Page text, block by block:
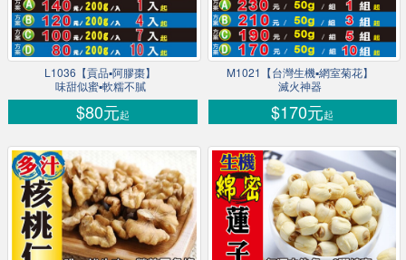
L1036【貢品▪阿膠棗】
味甜似蜜▪軟糯不膩
$80元起
M1021【台灣生機▪網室菊花】
滅火神器
$170元起